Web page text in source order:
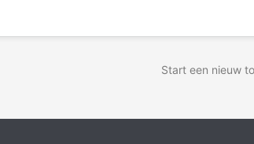
Start een nieuw